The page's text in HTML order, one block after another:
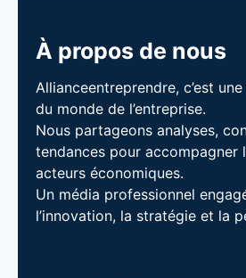
À propos de nous
Allianceentreprendre, c’est
du monde de l’entreprise.
Nous partageons analyses,
tendances pour accompagner
acteurs économiques.
Un média professionnel
l’innovation, la stratégie et la